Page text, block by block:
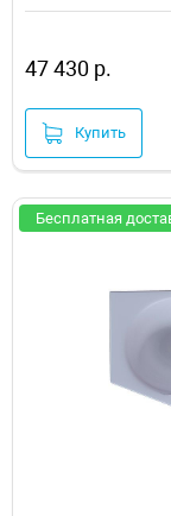
47 430 р.
Купить
Бесплатная